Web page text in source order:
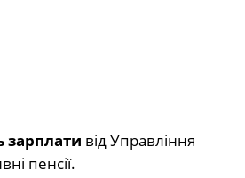
зарплати від Управління
пенсії.